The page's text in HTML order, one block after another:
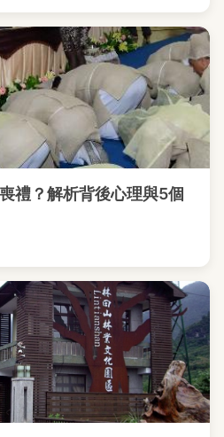
禮？解析背後心理與5個